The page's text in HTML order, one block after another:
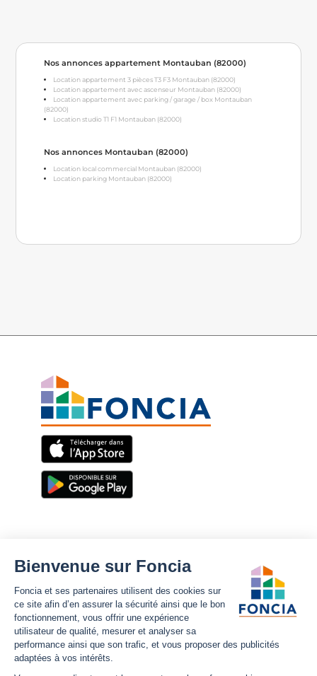
Nos annonces appartement Montauban (82000)
Location appartement 3 pièces T3 F3 Montauban (82000)
Location appartement avec ascenseur Montauban (82000)
Location appartement avec parking / garage / box Montauban
(82000)
Location studio T1 F1 Montauban (82000)
Nos annonces Montauban (82000)
Location local commercial Montauban (82000)
Location parking Montauban (82000)
Foncia
Carrières
Nos offres d'emplois
Espace presse
Foncia inside
Notre site
Mentions légales
Politique Foncia de protection
des données
Conformité